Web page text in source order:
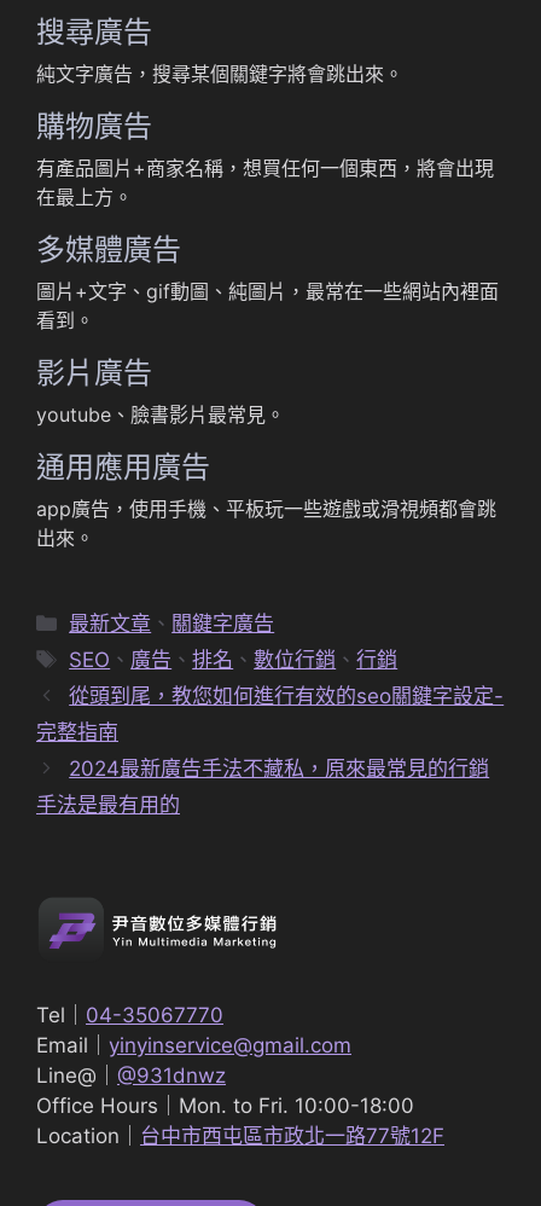
搜尋廣告
純文字廣告，搜尋某個關鍵字將會跳出來。
購物廣告
有產品圖片+商家名稱，想買任何一個東西，將會出現
在最上方。
多媒體廣告
圖片+文字、gif動圖、純圖片，最常在一些網站內裡面
看到。
影片廣告
youtube、臉書影片最常見。
通用應用廣告
app廣告，使用手機、平板玩一些遊戲或滑視頻都會跳
出來。
分
類
最新文章 、 關鍵字廣告
標
籤
SEO 、 廣告 、排名 、數位行銷 、行銷
從頭到尾，教您如何進行有效的seo關鍵字設定-
完整指南
2024最新廣告手法不藏私，原來最常見的行銷
手法是最有用的
Tel｜ 04-35067770
Email｜ yinyinservice@gmail.com
Line@｜ @931dnwz
Office Hours｜Mon. to Fri. 10:00-18:00
Location｜ 台中市西屯區市政北一路77號12F